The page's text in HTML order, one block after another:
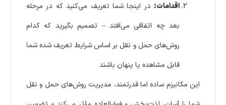
اقدامات: در اینجا شما تعریف می‌کنید که در مرحله
بعد چه اتفاقی می‌افتد – تصمیم بگیرید که کدام
روش‌های حمل و نقل بر اساس شرایط تعریف شده شما
قابل مشاهده یا پنهان باشند
این مکانیزم ساده اما قدرتمند، مدیریت روش‌های حمل و نقل